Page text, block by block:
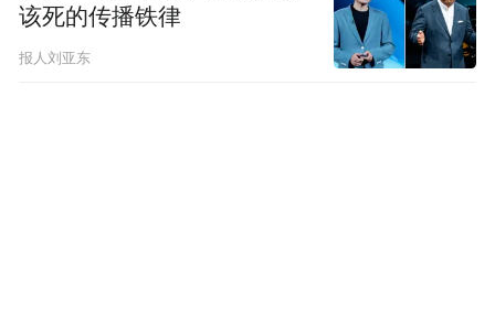
该死的传播铁律
报人刘亚东